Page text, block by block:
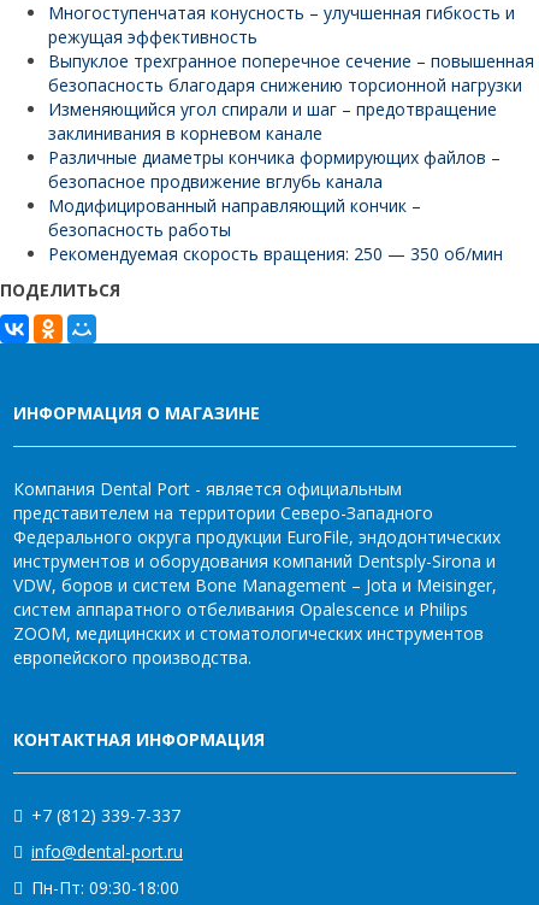
Многоступенчатая конусность – улучшенная гибкость и
режущая эффективность
Выпуклое трехгранное поперечное сечение – повышенная
безопасность благодаря снижению торсионной нагрузки
Изменяющийся угол спирали и шаг – предотвращение
заклинивания в корневом канале
Различные диаметры кончика формирующих файлов –
безопасное продвижение вглубь канала
Модифицированный направляющий кончик –
безопасность работы
Рекомендуемая скорость вращения: 250 — 350 об/мин
ПОДЕЛИТЬСЯ
ИНФОРМАЦИЯ О МАГАЗИНЕ
Компания Dental Port - является официальным
представителем на территории Северо-Западного
Федерального округа продукции EuroFile, эндодонтических
инструментов и оборудования компаний Dentsply-Sirona и
VDW, боров и систем Bone Management – Jota и Meisinger,
систем аппаратного отбеливания Opalescence и Philips
ZOOM, медицинских и стоматологических инструментов
европейского производства.
КОНТАКТНАЯ ИНФОРМАЦИЯ
+7 (812) 339-7-337
info@dental-port.ru
Пн-Пт: 09:30-18:00